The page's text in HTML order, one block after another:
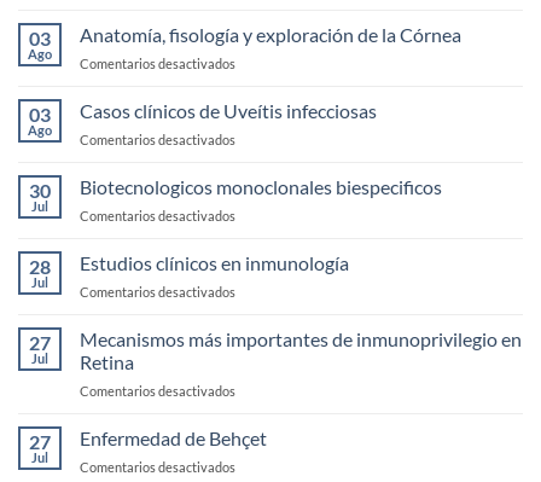
Ojo
Seco
03
Ago
Anatomía, fisología y exploración de la Córnea
Comentarios desactivados
fisología
exploración
la
03
Ago
Casos clínicos de Uveítis infecciosas
Comentarios desactivados
clínicos
Uveítis
30
Jul
Biotecnologicos monoclonales biespecificos
Comentarios desactivados
monoclonales
28
Jul
Estudios clínicos en inmunología
Comentarios desactivados
en
27
Jul
Mecanismos más importantes de inmunoprivilegio en
Retina
Comentarios desactivados
importantes
de
27
Jul
Enfermedad de Behçet
Comentarios desactivados